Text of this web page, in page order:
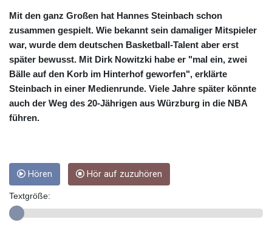
CNH 6.748475
COP 3181.98
CRC 454.762008
CUC 1
CUP 26.5
CVE 95.518807
FJD 2.21245
Mit den ganz Großen hat Hannes Steinbach schon
zusammen gespielt. Wie bekannt sein damaliger Mitspieler
war, wurde dem deutschen Basketball-Talent aber erst
später bewusst. Mit Dirk Nowitzki habe er "mal ein, zwei
Bälle auf den Korb im Hinterhof geworfen", erklärte
Steinbach in einer Medienrunde. Viele Jahre später könnte
auch der Weg des 20-Jährigen aus Würzburg in die NBA
führen.
Hören Hör auf zuzuhören
Textgröße: